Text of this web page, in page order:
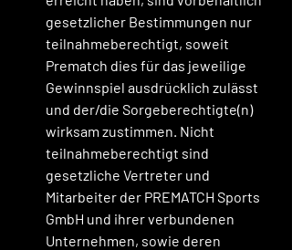
gesetzlicher Bestimmungen nur
teilnahmeberechtigt, soweit
Prematch dies für das jeweilige
Gewinnspiel ausdrücklich zulässt
und der/die Sorgeberechtigte(n)
wirksam zustimmen. Nicht
teilnahmeberechtigt sind
gesetzliche Vertreter und
Mitarbeiter der PREMATCH Sports
GmbH und ihrer verbundenen
Unternehmen, sowie deren